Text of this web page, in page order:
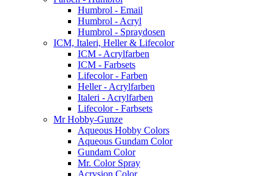
Humbrol - Email
Humbrol - Acryl
Humbrol - Spraydosen
ICM, Italeri, Heller & Lifecolor
ICM - Acrylfarben
ICM - Farbsets
Lifecolor - Farben
Heller - Acrylfarben
Italeri - Acrylfarben
Lifecolor - Farbsets
Mr Hobby-Gunze
Aqueous Hobby Colors
Aqueous Gundam Color
Gundam Color
Mr. Color Spray
Acrysion Color